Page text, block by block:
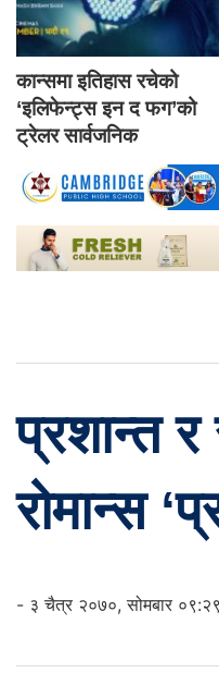
कान्समा इतिहास रचेको
‘इलिफेन्ट्स इन द फग’को
ट्रेलर सार्वजनिक
प्रशान्त
रोमान्स
- ३ चैत्र २०७०, सोमबार